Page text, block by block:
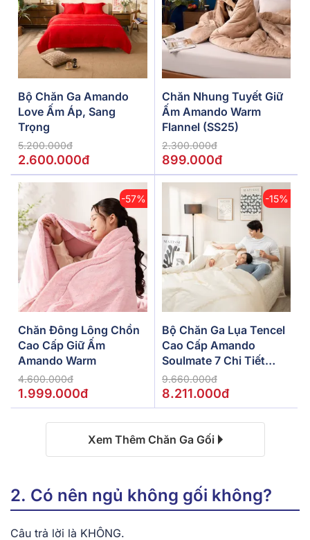
Bộ Chăn Ga Amando
Love Ấm Áp, Sang
Trọng
5.200.000đ
2.600.000đ
Chăn Nhung Tuyết Giữ
Ấm Amando Warm
Flannel (SS25)
2.300.000đ
899.000đ
-57%
Chăn Đông Lông Chồn
Cao Cấp Giữ Ấm
Amando Warm
4.600.000đ
1.999.000đ
-15%
Bộ Chăn Ga Lụa Tencel
Cao Cấp Amando
Soulmate 7 Chi Tiết
Màu Kem
9.660.000đ
8.211.000đ
Xem Thêm Chăn Ga Gối
2. Có nên ngủ không gối không?
Câu trả lời là KHÔNG.